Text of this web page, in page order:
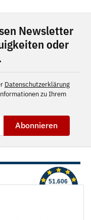
Newsletter
oder
Datenschutzerklärung
zu Ihrem
Abonnieren